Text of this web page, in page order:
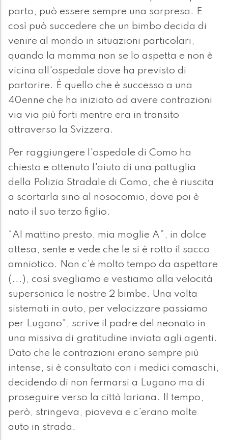
parto, può essere sempre una sorpresa. E
così può succedere che un bimbo decida di
venire al mondo in situazioni particolari,
quando la mamma non se lo aspetta e non è
vicina all'ospedale dove ha previsto di
partorire. È quello che è successo a una
40enne che ha iniziato ad avere contrazioni
via via più forti mentre era in transito
attraverso la Svizzera.
Per raggiungere l'ospedale di Como ha
chiesto e ottenuto l'aiuto di una pattuglia
della Polizia Stradale di Como, che è riuscita
a scortarla sino al nosocomio, dove poi è
nato il suo terzo figlio.
"Al mattino presto, mia moglie A*, in dolce
attesa, sente e vede che le si è rotto il sacco
amniotico. Non c’è molto tempo da aspettare
(...), così svegliamo e vestiamo alla velocità
supersonica le nostre 2 bimbe. Una volta
sistemati in auto, per velocizzare passiamo
per Lugano", scrive il padre del neonato in
una missiva di gratitudine inviata agli agenti.
Dato che le contrazioni erano sempre più
intense, si è consultato con i medici comaschi,
decidendo di non fermarsi a Lugano ma di
proseguire verso la città lariana. Il tempo,
però, stringeva, pioveva e c'erano molte
auto in strada.